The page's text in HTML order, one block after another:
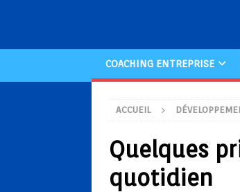
COACHING ENTREPRISE
ACCUEIL
Quelques
quotidien